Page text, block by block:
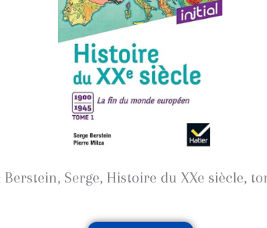
Serge, Histoire du XXe siècle,